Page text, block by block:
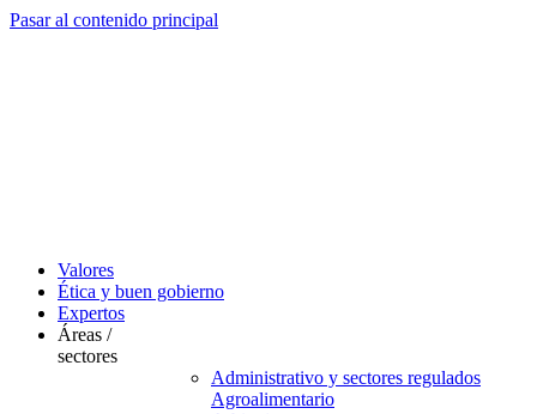
Pasar al contenido principal
Valores
Ética y buen gobierno
Expertos
Áreas /
sectores
Administrativo y sectores regulados
Agroalimentario